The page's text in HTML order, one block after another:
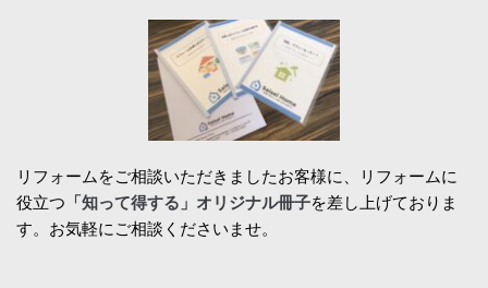
リフォームをご相談いただきましたお客様に、リフォームに
役立つ 「知って得する」オリジナル冊子を差し上げておりま
す。お気軽にご相談くださいませ。